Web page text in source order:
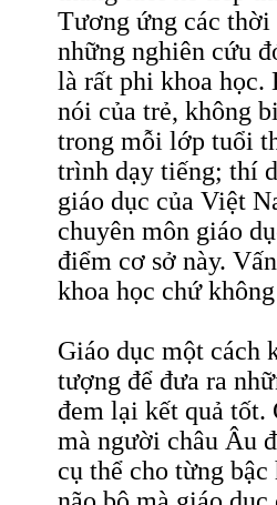
Tương ứng các
những nghiên cứu
là rất phi khoa học.
nói của trẻ, không
trong mỗi lớp tuổi
trình dạy tiếng; thí
giáo dục của Việt
chuyên môn giáo
điểm cơ sở này.
khoa học chứ
Giáo dục một cách
tượng để đưa ra
đem lại kết quả tốt.
mà người châu Âu
cụ thể cho từng